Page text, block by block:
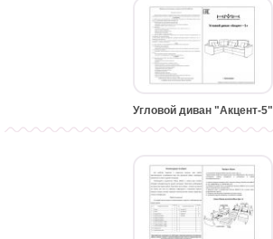
Угловой диван "Акцент-5"